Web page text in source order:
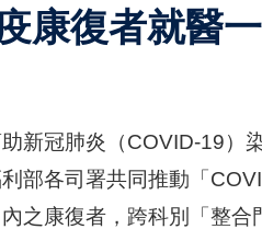
康復者就醫
新冠肺炎（COVID-19）
部各司署共同推動「
之康復者，跨科別「整